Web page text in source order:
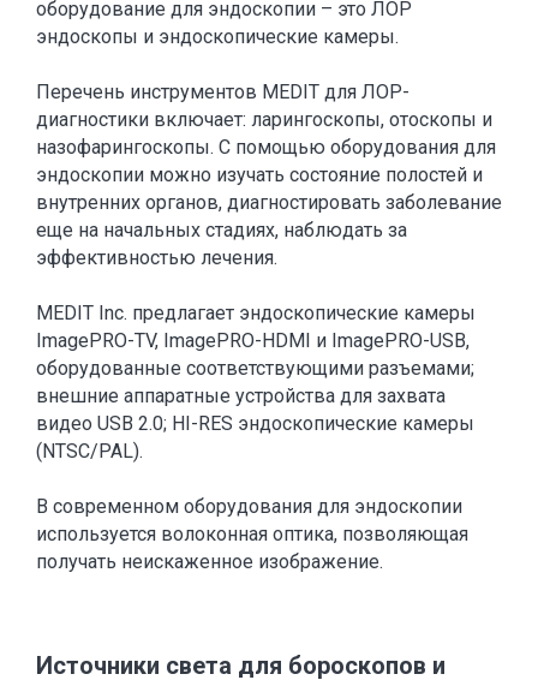
оборудование для эндоскопии – это ЛОР
эндоскопы и эндоскопические камеры.
Перечень инструментов MEDIT для ЛОР-
диагностики включает: ларингоскопы, отоскопы и
назофарингоскопы. С помощью оборудования для
эндоскопии можно изучать состояние полостей и
внутренних органов, диагностировать заболевание
еще на начальных стадиях, наблюдать за
эффективностью лечения.
MEDIT Inc. предлагает эндоскопические камеры
ImagePRO-TV, ImagePRO-HDMI и ImagePRO-USB,
оборудованные соответствующими разъемами;
внешние аппаратные устройства для захвата
видео USB 2.0; HI-RES эндоскопические камеры
(NTSC/PAL).
В современном оборудования для эндоскопии
используется волоконная оптика, позволяющая
получать неискаженное изображение.
Источники света для бороскопов и